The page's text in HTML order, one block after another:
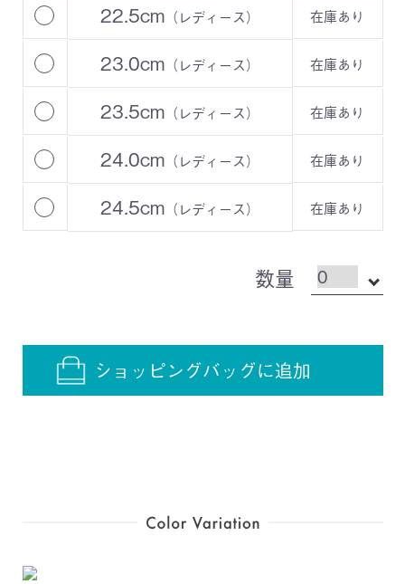
22.5cm（レディース） 在庫あり
23.0cm（レディース） 在庫あり
23.5cm（レディース） 在庫あり
24.0cm（レディース） 在庫あり
24.5cm（レディース） 在庫あり
数量
ショッピングバッグに追加